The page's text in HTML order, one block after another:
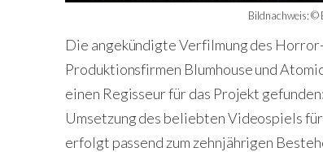
Bildnachweis: ©
Die angekündigte Verfilmung des
Produktionsfirmen Blumhouse und
einen Regisseur für das Projekt
Umsetzung des beliebten Videospiels
erfolgt passend zum zehnjährigen